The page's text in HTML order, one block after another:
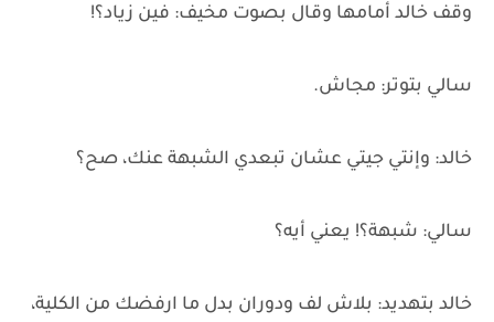
وقف خالد أمامها وقال بصوت مخيف: فين زياد؟!
سالي بتوتر: مجاش.
خالد: وإنتي جيتي عشان تبعدي الشبهة عنك، صح؟
سالي: شبهة؟! يعني أيه؟
خالد بتهديد: بلاش لف ودوران بدل ما ارفضك من الكلية،